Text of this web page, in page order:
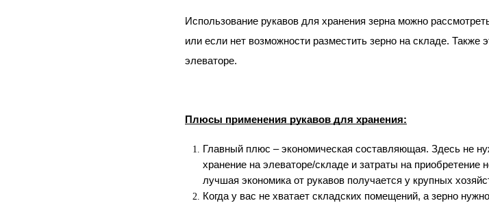
Использование рукавов для хранения зерна можно
или если нет возможности разместить зерно на складе. Также
элеваторе.
Плюсы применения рукавов для хранения:
Главный плюс – экономическая составляющая. Здесь не
хранение на элеваторе/складе и затраты на
лучшая экономика от рукавов получается у крупных
Когда у вас не хватает складских помещений, а зерно